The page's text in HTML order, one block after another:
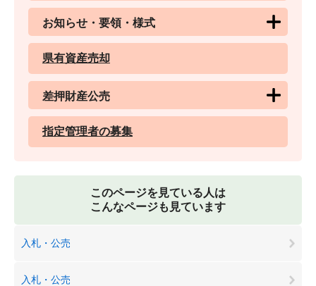
お知らせ・要領・様式
県有資産売却
差押財産公売
指定管理者の募集
このページを見ている人は
こんなページも見ています
入札・公売
入札・公売